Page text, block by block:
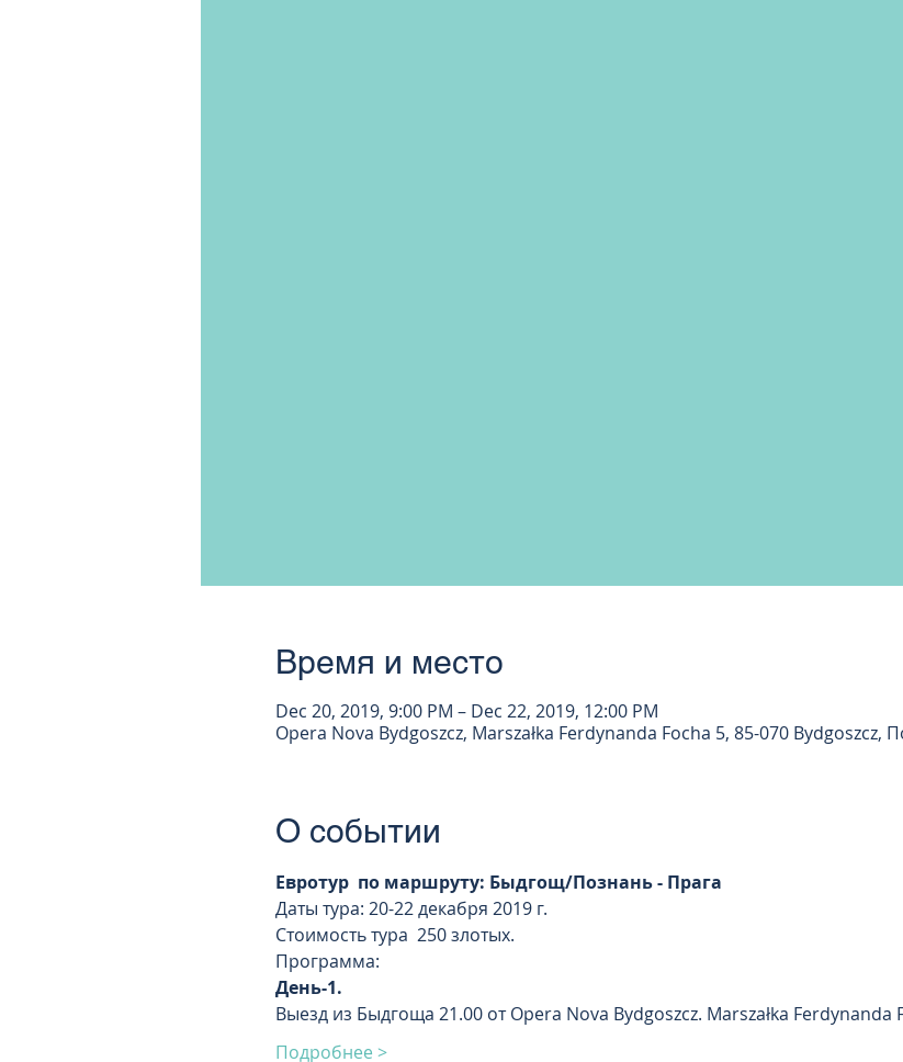
Время и место
Dec 20, 2019, 9:00 PM – Dec 22, 2019, 12:00 PM
Opera Nova Bydgoszcz, Marszałka Ferdynanda Focha 5, 85-070 Bydgoszcz,
О событии
Евротур  по маршруту: Быдгощ/Познань - Прага
Даты тура: 20-22 декабря 2019 г.
Стоимость тура  250 злотых.
Программа:
День-1.
Выезд из Быдгоща 21.00 от Opera Nova Bydgoszcz. Marszałka
Подробнее >